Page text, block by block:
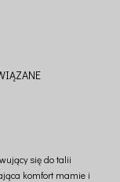
się do talii
komfort mamie i